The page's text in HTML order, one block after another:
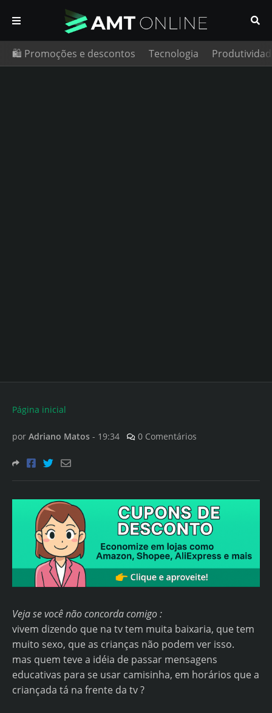
🛍️ Promoções e descontos Tecnologia
Página inicial
por Adriano Matos - 19:34 0 Comentários
Veja se você não concorda comigo :
vivem dizendo que na tv tem muita baixaria, que tem
muito sexo, que as crianças não podem ver isso.
mas quem teve a idéia de passar mensagens
educativas para se usar camisinha, em horários que a
criançada tá na frente da tv ?